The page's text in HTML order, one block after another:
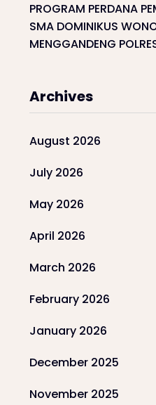
PROGRAM PERDANA
SMA DOMINIKUS
MENGGANDENG
Archives
August 2026
July 2026
May 2026
April 2026
March 2026
February 2026
January 2026
December 2025
November 2025